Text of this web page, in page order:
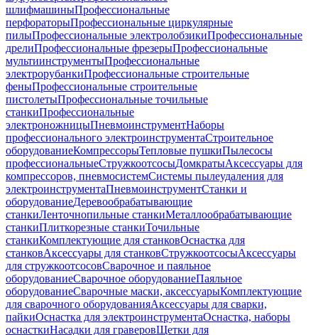
шлифмашиныПрофессиональные
перфораторыПрофессиональные циркулярные
пилыПрофессиональные электролобзикиПрофессиональные
дрелиПрофессиональные фрезерыПрофессиональные
мультиинструментыПрофессиональные
электрорубанкиПрофессиональные строительные
феныПрофессиональные строительные
пистолетыПрофессиональные точильные
станкиПрофессиональные
электроножницыПневмоинструментНаборы
профессионального электроинструментаСтроительное
оборудованиеКомпрессорыТепловые пушкиПылесосы
профессиональныеСтружкоотсосыДомкратыАксессуары для
компрессоров, пневмосистемСистемы пылеудаления для
электроинструментаПневмоинструментСтанки и
оборудованиеДеревообрабатывающие
станкиЛенточнопильные станкиМеталлообрабатывающие
станкиПлиткорезные станкиТочильные
станкиКомплектующие для станковОснастка для
станковАксессуары для станковСтружкоотсосыАксессуары
для стружкоотсосовСварочное и паяльное
оборудованиеСварочное оборудованиеПаяльное
оборудованиеСварочные маски, аксессуарыКомплектующие
для сварочного оборудованияАксессуары для сварки,
пайкиОснастка для электроинструментаОснастка, наборы
оснасткиНасадки для граверовЩетки для